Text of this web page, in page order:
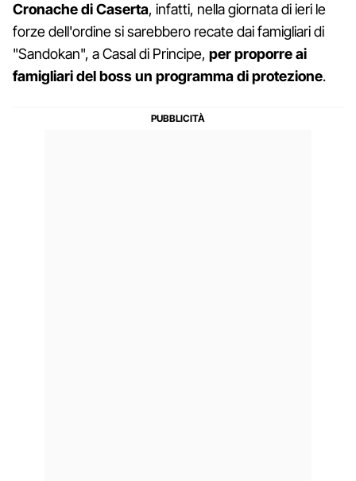
Cronache di Caserta, infatti, nella giornata di ieri le
forze dell'ordine si sarebbero recate dai famigliari di
"Sandokan", a Casal di Principe, per proporre ai
famigliari del boss un programma di protezione.